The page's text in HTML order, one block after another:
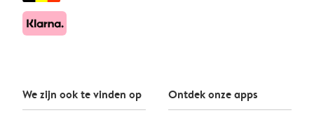
We zijn ook te vinden op Ontdek onze apps